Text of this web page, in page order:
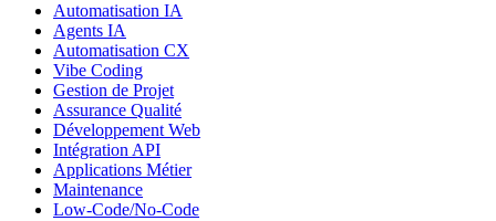
Automatisation IA
Agents IA
Automatisation CX
Vibe Coding
Gestion de Projet
Assurance Qualité
Développement Web
Intégration API
Applications Métier
Maintenance
Low-Code/No-Code